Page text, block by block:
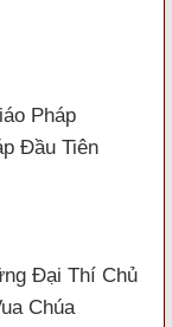
Pháp
Đầu Tiên
Đại Thí Chủ
Chúa